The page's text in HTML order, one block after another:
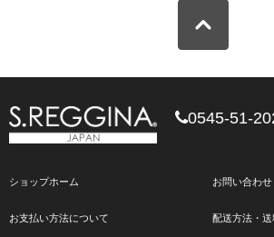
0545-51-
ショップホーム お問い合わせ
お支払い方法について 配送方法・